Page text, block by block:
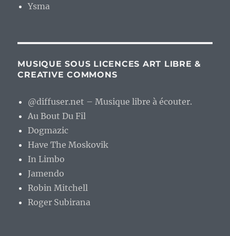
Ysma
MUSIQUE SOUS LICENCES ART LIBRE &
CREATIVE COMMONS
@diffuser.net – Musique libre à écouter.
Au Bout Du Fil
Dogmazic
Have The Moskovik
In Limbo
Jamendo
Robin Mitchell
Roger Subirana